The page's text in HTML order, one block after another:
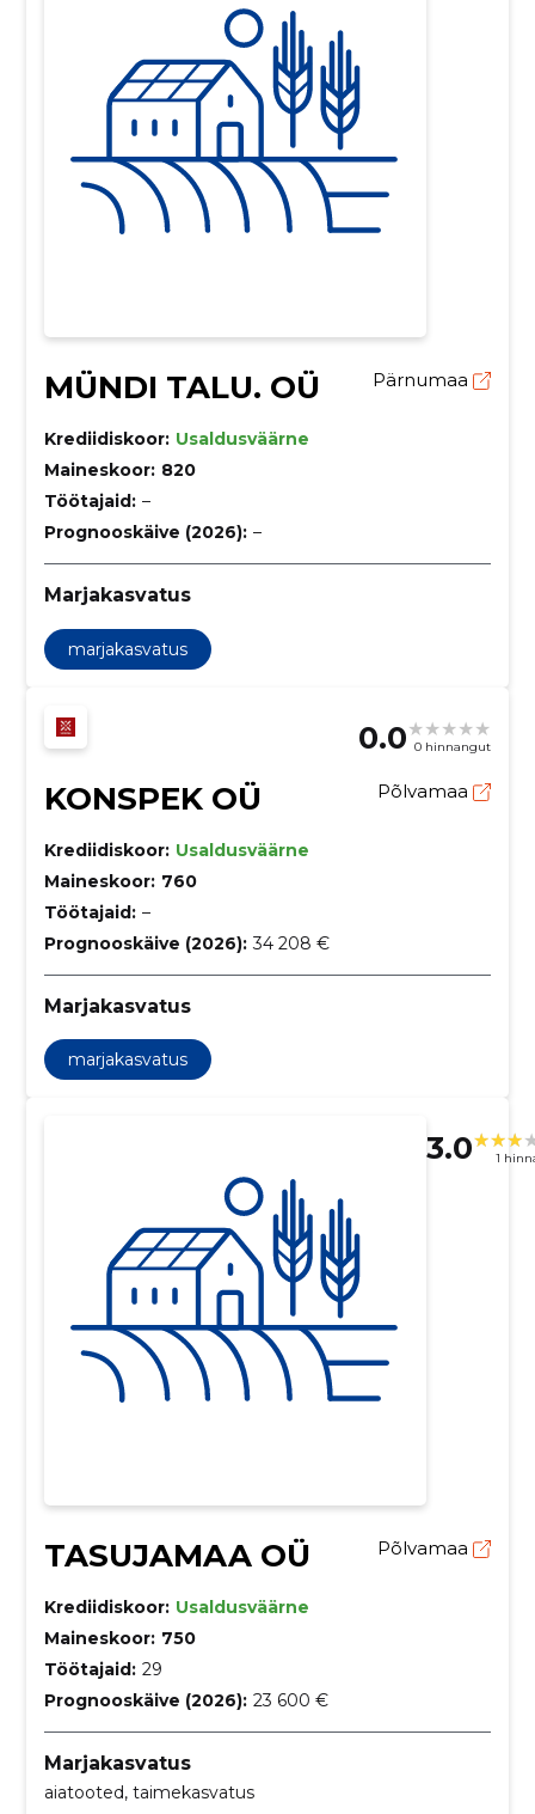
MÜNDI TALU. OÜ Pärnumaa
Krediidiskoor: Usaldusväärne
Maineskoor: 820
Töötajaid: –
Prognooskäive (2026): –
Marjakasvatus
marjakasvatus
0.0 0 hinnangut
KONSPEK OÜ Põlvamaa
Krediidiskoor: Usaldusväärne
Maineskoor: 760
Töötajaid: –
Prognooskäive (2026): 34 208 €
Marjakasvatus
marjakasvatus
3.0 1
TASUJAMAA OÜ Põlvamaa
Krediidiskoor: Usaldusväärne
Maineskoor: 750
Töötajaid: 29
Prognooskäive (2026): 23 600 €
Marjakasvatus
aiatooted, taimekasvatus